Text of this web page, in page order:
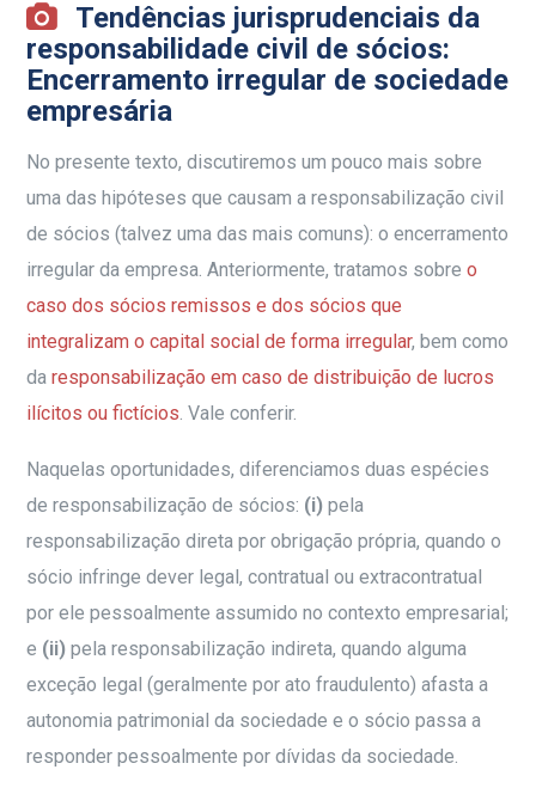
Tendências jurisprudenciais da
responsabilidade civil de sócios:
Encerramento irregular de sociedade
empresária
No presente texto, discutiremos um pouco mais sobre
uma das hipóteses que causam a responsabilização civil
de sócios (talvez uma das mais comuns): o encerramento
irregular da empresa. Anteriormente, tratamos sobreo
caso dos sócios remissos e dos sócios que
integralizam o capital social de forma irregular, bem como
daresponsabilização em caso de distribuição de lucros
ilícitos ou fictícios. Vale conferir.
Naquelas oportunidades, diferenciamos duas espécies
de responsabilização de sócios: (i)pela
responsabilização direta por obrigação própria, quando o
sócio infringe dever legal, contratual ou extracontratual
por ele pessoalmente assumido no contexto empresarial;
e (ii) pela responsabilização indireta, quando alguma
exceção legal (geralmente por ato fraudulento) afasta a
autonomia patrimonial da sociedade e o sócio passa a
responder pessoalmente por dívidas da sociedade.